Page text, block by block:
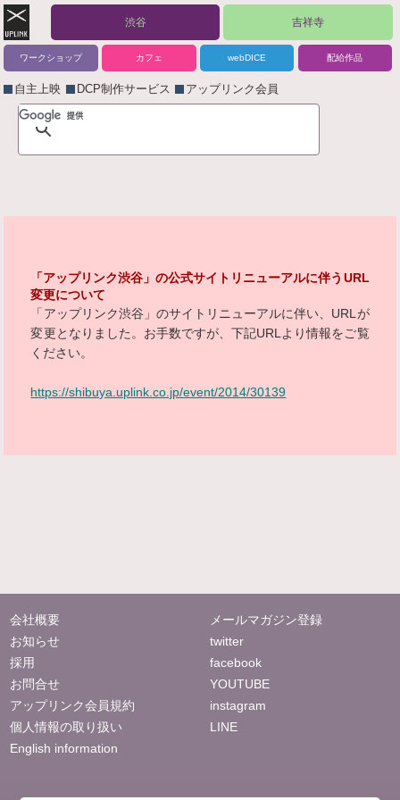
渋谷 吉祥寺
ワークショップ カフェ webDICE 配給作品
自主上映 DCP制作サービス アップリンク会員
「アップリンク渋谷」の公式サイトリニューアルに伴うURL
変更について
「アップリンク渋谷」のサイトリニューアルに伴い、URLが
変更となりました。お手数ですが、下記URLより情報をご覧
ください。
https://shibuya.uplink.co.jp/event/2014/30139
会社概要
お知らせ
採用
お問合せ
アップリンク会員規約
個人情報の取り扱い
English information
メールマガジン登録
twitter
facebook
YOUTUBE
instagram
LINE